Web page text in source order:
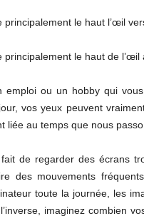
principalement le haut l’œil
le haut de l’œil
emploi ou un hobby qui
vos yeux peuvent
liée au temps que nous
fait de regarder des écrans
des mouvements
toute la journée, les
imaginez combien